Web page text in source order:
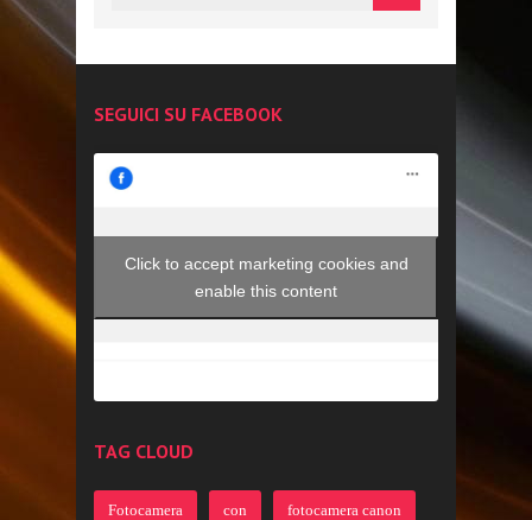
SEGUICI SU FACEBOOK
Click to accept marketing cookies and
enable this content
TAG CLOUD
Fotocamera con fotocamera canon